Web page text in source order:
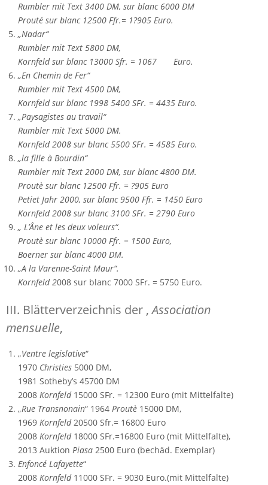
Rumbler mit Text 3400 DM, sur blanc 6000 DM
Prouté sur blanc 12500 Ffr.= 1?905 Euro.
„Nadar“
Rumbler mit Text 5800 DM,
Kornfeld sur blanc 13000 Sfr. = 1067 Euro.
„En Chemin de Fer“
Rumbler mit Text 4500 DM,
Kornfeld sur blanc 1998 5400 SFr. = 4435 Euro.
„Paysagistes au travail“
Rumbler mit Text 5000 DM.
Kornfeld 2008 sur blanc 5500 SFr. = 4585 Euro.
„la fille à Bourdin“
Rumbler mit Text 2000 DM, sur blanc 4800 DM.
Proutè sur blanc 12500 Ffr. = ?905 Euro
Petiet Jahr 2000, sur blanc 9500 Ffr. = 1450 Euro
Kornfeld 2008 sur blanc 3100 SFr. = 2790 Euro
„ L’Âne et les deux voleurs“.
Proutè sur blanc 10000 Ffr. = 1500 Euro,
Boerner sur blanc 4000 DM.
„A la Varenne-Saint Maur“.
Kornfeld 2008 sur blanc 7000 SFr. = 5750 Euro.
III. Blätterverzeichnis der ‚Association
mensuelle‚
„Ventre legislative“
1970 Christies 5000 DM,
1981 Sotheby’s 45700 DM
2008 Kornfeld15000 SFr. = 12300 Euro (mit Mittelfalte)
„Rue Transnonain“ 1964 Proutè 15000 DM,
1969 Kornfeld20500 Sfr.= 16800 Euro
2008 Kornfeld18000 SFr.=16800 Euro (mit Mittelfalte),
2013 Auktion Piasa 2500 Euro (bechäd. Exemplar)
Enfoncé Lafayette“
2008 Kornfeld11000 SFr. = 9030 Euro.(mit Mittelfalte)